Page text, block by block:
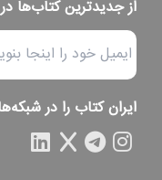
از جدیدترین کتاب‌ها
ایران کتاب را در